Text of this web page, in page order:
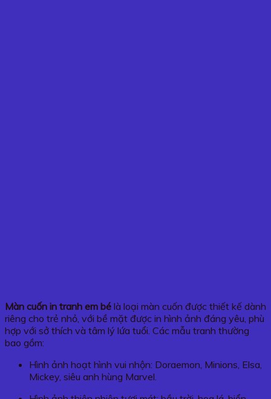
Màn cuốn in tranh em bé là loại màn cuốn được thiết kế dành
riêng cho trẻ nhỏ, với bề mặt được in hình ảnh đáng yêu, phù
hợp với sở thích và tâm lý lứa tuổi. Các mẫu tranh thường
bao gồm:
Hình ảnh hoạt hình vui nhộn: Doraemon, Minions, Elsa,
Mickey, siêu anh hùng Marvel.